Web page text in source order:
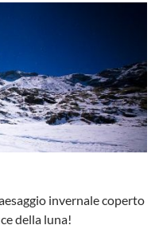
invernale coperto
della luna!